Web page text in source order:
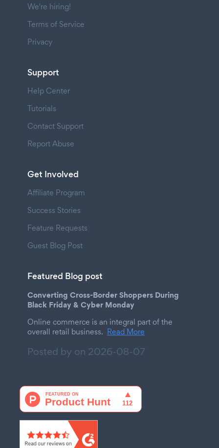
We're hiring!
Terms of Service
Privacy
Support
Help Center
Tutorials
Contact Support
Report Abuse
Get Involved
Affiliate Program
Success Stories
Feature Requests
Guest Blog Post
Featured Blog post
Converting Cross-Border Shoppers During
Black Friday & Cyber Monday
Online commerce is an integral part of the
overall retail business. Read More
Posted by on 2026-08-07